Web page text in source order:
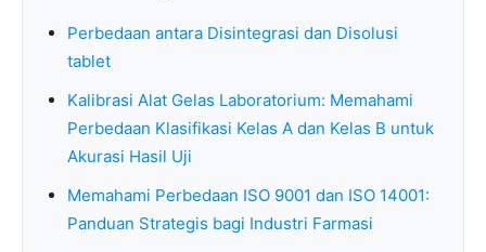
Perbedaan antara Disintegrasi dan Disolusi
tablet
Kalibrasi Alat Gelas Laboratorium: Memahami
Perbedaan Klasifikasi Kelas A dan Kelas B untuk
Akurasi Hasil Uji
Memahami Perbedaan ISO 9001 dan ISO 14001:
Panduan Strategis bagi Industri Farmasi